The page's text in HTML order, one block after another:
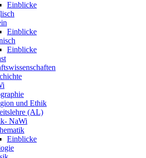
Einblicke
Einblicke
Einblicke
und Ethik
(AL)
NaWi
Einblicke